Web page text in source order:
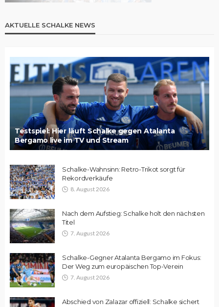
AKTUELLE SCHALKE NEWS
Testspiel: Hier läuft Schalke gegen Atalanta
Bergamo live im TV und Stream
Schalke-Wahnsinn: Retro-Trikot sorgt für
Rekordverkäufe
8. August 2026
Nach dem Aufstieg: Schalke holt den nächsten
Titel
7. August 2026
Schalke-Gegner Atalanta Bergamo im Fokus:
Der Weg zum europäischen Top-Verein
7. August 2026
Abschied von Zalazar offiziell: Schalke sichert